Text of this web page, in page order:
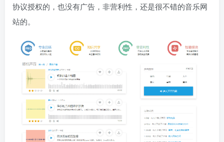
协议授权的，也没有广告，非营利性，还是很不错的音乐网
站的。